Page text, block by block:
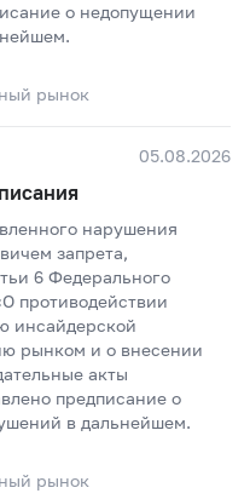
о недопущении
рынок
05.08.2026
нарушения
запрета,
6 Федерального
противодействии
инсайдерской
рынком и о внесении
акты
предписание о
в дальнейшем.
рынок